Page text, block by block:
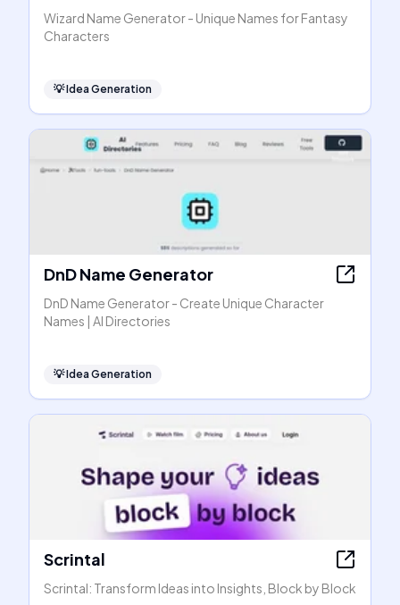
Wizard Name Generator - Unique Names for Fantasy
Characters
💡Idea Generation
DnD Name Generator
DnD Name Generator - Create Unique Character
Names | AI Directories
💡Idea Generation
Scrintal
Scrintal: Transform Ideas into Insights, Block by Block